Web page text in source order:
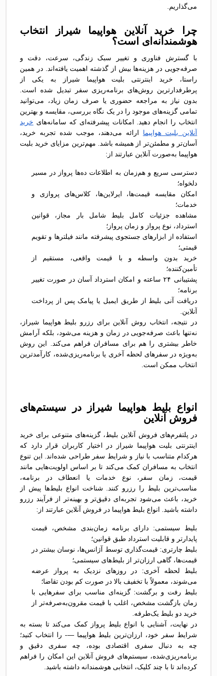
می‌گذاریم.
چرا خرید آنلاین هواپیما شیراز انتخاب
هوشمندانه‌ای است؟
با گسترش فناوری و تغییر سبک زندگی، سرعت، دقت و
صرفه‌جویی در هزینه‌ها بیش از گذشته اهمیت یافته‌اند. در همین
راستا، خرید اینترنتی بلیت هواپیما شیراز به یکی از
پرطرفدارترین روش‌های برنامه‌ریزی سفر تبدیل شده است.
بدون نیاز به مراجعه حضوری یا صرف زمان زیاد، می‌توانید
تمامی گزینه‌های موجود را در یک نگاه بررسی، مقایسه و بهترین
انتخاب را انجام دهید. امکانات پیشرفته‌ای که سامانه‌های خرید
آنلاین بلیت هواپیما ارائه می‌دهند، موجب شده تجربه خرید،
آسان‌تر و مطمئن‌تر از همیشه باشد. مهم‌ترین مزایای خرید بلیت
هواپیما به‌صورت آنلاین عبارتند از:
دسترسی سریع و هم‌زمان به اطلاعات ده‌ها پرواز در مسیر
دلخواه؛
امکان مقایسه قیمت‌ها، ایرلاین‌ها، کلاس‌های پروازی و
خدمات؛
مشاهده جزئیات کامل بلیط شامل بار مجاز، قوانین
استرداد، نوع پرواز و زمان پرواز؛
استفاده از ابزارهای جستجوی پیشرفته مانند فیلترها و تقویم
قیمتی؛
خرید بدون واسطه و با قیمت واقعی، مستقیم از
تأمین‌کننده؛
پشتیبانی ۲۴ ساعته و امکان استرداد آسان در صورت تغییر
برنامه؛
دریافت آنی بلیط از طریق ایمیل یا پیامک پس از پرداخت
آنلاین.
در نتیجه، انتخاب روش آنلاین برای رزرو بلیط هواپیما شیراز،
نه‌تنها باعث صرفه‌جویی در زمان و هزینه می‌شود، بلکه آرامش
خاطر بیشتری را هم برای مسافران فراهم می‌کند. این روش
به‌ویژه در سفرهای لحظه آخری یا برنامه‌ریزی‌شده، کارآمدترین
انتخاب ممکن است.
انواع بلیط‌ هواپیما شیراز در سیستم‌های
فروش آنلاین
در پلتفرم‌های فروش آنلاین بلیط، گزینه‌های متنوعی برای خرید
اینترنتی بلیت هواپیما شیراز در اختیار کاربران قرار دارد که
هرکدام متناسب با نیاز و شرایط سفر طراحی شده‌اند. این تنوع
انتخاب به مسافران کمک می‌کند تا بر اساس اولویت‌هایی مانند
قیمت، زمان سفر، نوع خدمات یا انعطاف در برنامه،
مناسب‌ترین بلیط را رزرو کنند. شناخت انواع بلیط‌ها پیش از
خرید، باعث می‌شود تجربه‌ای دقیق‌تر و بهینه‌تر از فرآیند رزرو
داشته باشید. انواع بلیط هواپیما در فروش آنلاین عبارتند از:
بلیط سیستمی: دارای برنامه زمان‌بندی مشخص، قیمت
پایدارتر و قابلیت استرداد طبق قوانین؛
بلیط چارتری: قیمت‌گذاری توسط آژانس‌ها، نوسان بیشتر در
قیمت‌ها، گاهی ارزان‌تر از بلیط‌های سیستمی؛
بلیط لحظه آخری: در روزهای نزدیک به پرواز عرضه
می‌شوند، معمولاً با تخفیف بالا در صورت کم بودن تقاضا؛
بلیط رفت و برگشت: گزینه‌ای مناسب برای سفرهایی با
زمان بازگشت مشخص، اغلب با قیمت مقرون‌به‌صرفه‌تر از
خرید دو بلیط یک‌طرفه.
در نهایت، آشنایی با انواع بلیط پرواز کمک می‌کند تا بسته به
شرایط سفر خود، ارزان‌ترین بلیط هواپیما —- را انتخاب کنید؛
چه به دنبال سفری اقتصادی بوده، چه سفری دقیق و
برنامه‌ریزی‌شده، سیستم‌های فروش آنلاین این امکان را فراهم
کرده‌اند تا با چند کلیک، انتخابی هوشمندانه داشته باشید.